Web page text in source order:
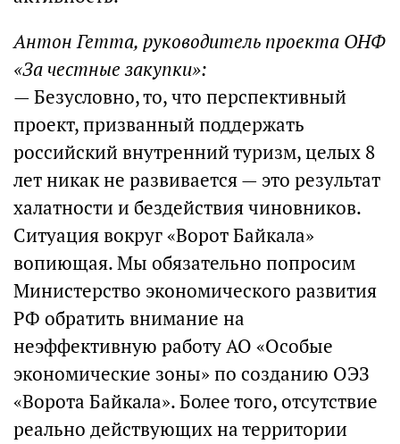
Антон Гетта, руководитель проекта ОНФ
«За честные закупки»:
— Безусловно, то, что перспективный
проект, призванный поддержать
российский внутренний туризм, целых 8
лет никак не развивается — это результат
халатности и бездействия чиновников.
Ситуация вокруг «Ворот Байкала»
вопиющая. Мы обязательно попросим
Министерство экономического развития
РФ обратить внимание на
неэффективную работу АО «Особые
экономические зоны» по созданию ОЭЗ
«Ворота Байкала». Более того, отсутствие
реально действующих на территории